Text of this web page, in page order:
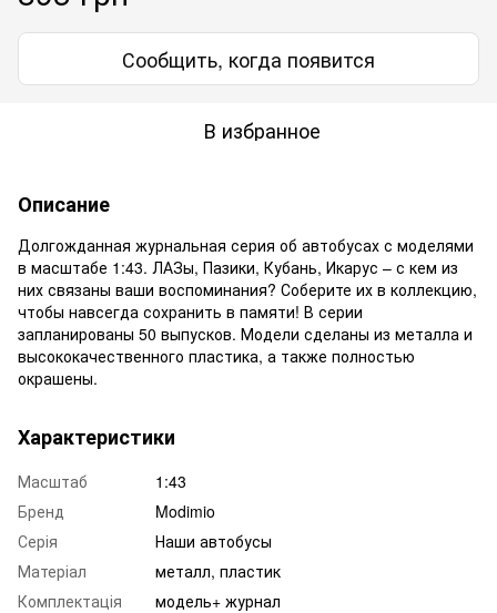
Сообщить, когда появится
В избранное
Описание
Долгожданная журнальная серия об автобусах с моделями
в масштабе 1:43. ЛАЗы, Пазики, Кубань, Икарус – с кем из
них связаны ваши воспоминания? Соберите их в коллекцию,
чтобы навсегда сохранить в памяти! В серии
запланированы 50 выпусков. Модели сделаны из металла и
высококачественного пластика, а также полностью
окрашены.
Характеристики
Масштаб
1:43
Бренд
Modimio
Серія
Наши автобусы
Матеріал
металл, пластик
Комплектація
модель+ журнал